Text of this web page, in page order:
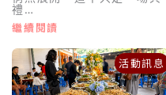
禮…
繼續閱讀
活動訊息